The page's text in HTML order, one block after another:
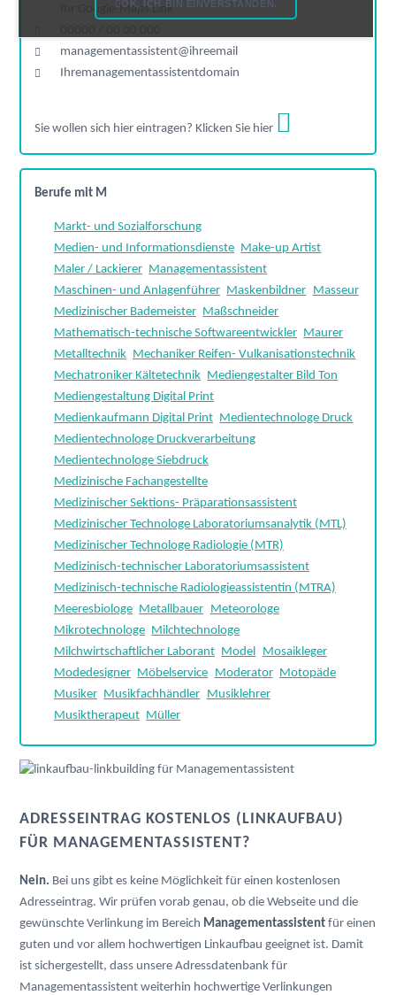
Ihr Google-Maps Link
managementassistent@ihreemail
Ihremanagementassistentdomain
Sie wollen sich hier eintragen? Klicken Sie hier
Berufe mit M
Markt- und Sozialforschung
Medien- und Informationsdienste Make-up Artist
Maler / Lackierer Managementassistent
Maschinen- und Anlagenführer Maskenbildner Masseur
Medizinischer Bademeister Maßschneider
Mathematisch-technische Softwareentwickler Maurer
Metalltechnik Mechaniker Reifen- Vulkanisationstechnik
Mechatroniker Kältetechnik Mediengestalter Bild Ton
Mediengestaltung Digital Print
Medienkaufmann Digital Print Medientechnologe Druck
Medientechnologe Druckverarbeitung
Medientechnologe Siebdruck
Medizinische Fachangestellte
Medizinischer Sektions- Präparationsassistent
Medizinischer Technologe Laboratoriumsanalytik (MTL)
Medizinischer Technologe Radiologie (MTR)
Medizinisch-technischer Laboratoriumsassistent
Medizinisch-technische Radiologieassistentin (MTRA)
Meeresbiologe Metallbauer Meteorologe
Mikrotechnologe Milchtechnologe
Milchwirtschaftlicher Laborant Model Mosaikleger
Modedesigner Möbelservice Moderator Motopäde
Musiker Musikfachhändler Musiklehrer
Musiktherapeut Müller
ADRESSEINTRAG KOSTENLOS (LINKAUFBAU)
FÜR MANAGEMENTASSISTENT?
Nein. Bei uns gibt es keine Möglichkeit für einen kostenlosen
Adresseintrag. Wir prüfen vorab genau, ob die Webseite und die
gewünschte Verlinkung im Bereich Managementassistent für einen
guten und vor allem hochwertigen Linkaufbau geeignet ist. Damit
ist sichergestellt, dass unsere Adressdatenbank für
Managementassistent weiterhin hochwertige Verlinkungen
OK, ICH BIN EINVERSTANDEN.